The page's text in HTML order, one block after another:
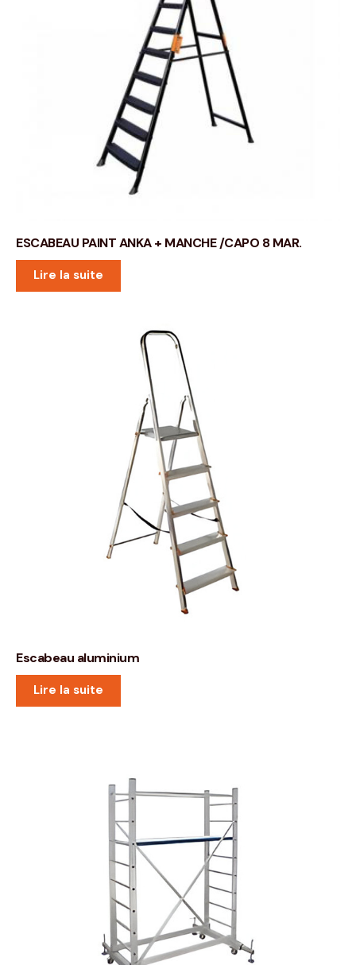
ESCABEAU PAINT ANKA + MANCHE /CAPO 8 MAR.
Lire la suite
Escabeau aluminium
Lire la suite